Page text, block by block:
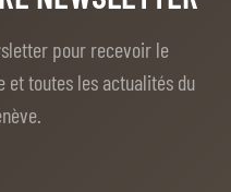
pour recevoir le
toutes les actualités du